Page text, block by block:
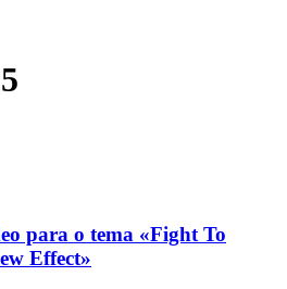
para o tema «Fight To
Effect»